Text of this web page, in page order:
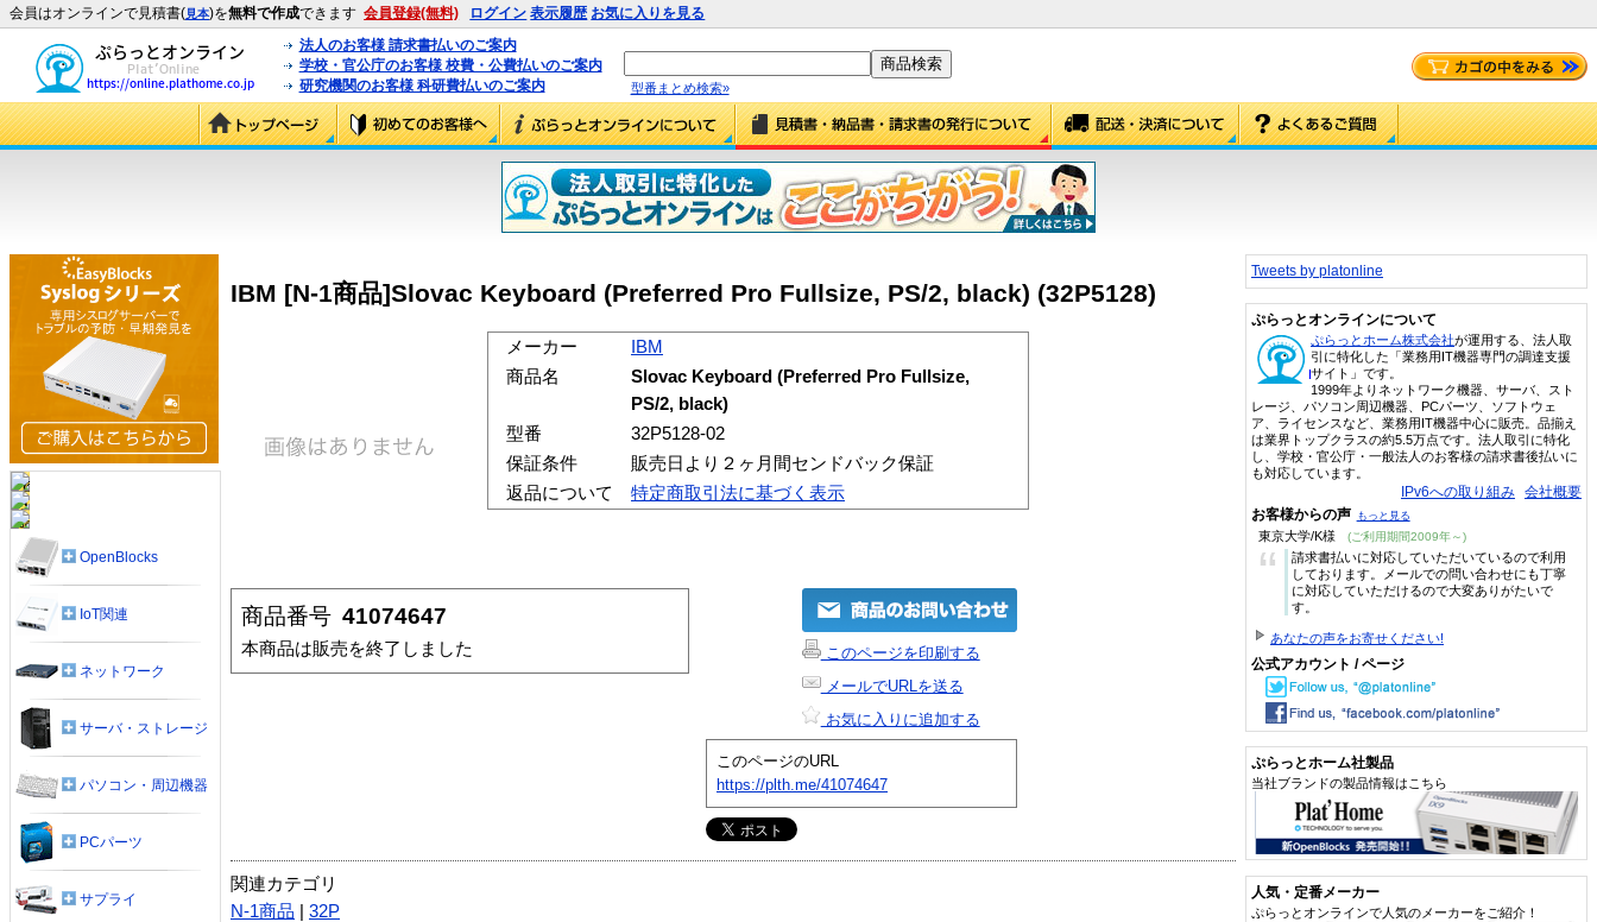
会員はオンラインで見積書(見本)を無料で作成できます 会員登録(無料) ログイン 表示履歴 お気に入りを見る
法人のお客様 請求書払いのご案内
学校・官公庁のお客様 校費・公費払いのご案内
研究機関のお客様 科研費払いのご案内
型番まとめ検索»
IBM [N-1商品]Slovac Keyboard (Preferred Pro Fullsize, PS/2, black) (32P5128)
メーカー
IBM
商品名
Slovac Keyboard (Preferred Pro Fullsize,
PS/2, black)
型番
32P5128-02
保証条件
販売日より２ヶ月間センドバック保証
返品について
特定商取引法に基づく表示
商品番号 41074647
本商品は販売を終了しました
このページを印刷する
メールでURLを送る
お気に入りに追加する
このページのURL
https://plth.me/41074647
関連カテゴリ
N-1商品
32P
OpenBlocks
IoT関連
ネットワーク
サーバ・ストレージ
パソコン・周辺機器
PCパーツ
サプライ
Tweets by platonline
ぷらっとオンラインについて
ぷらっとホーム株式会社が運用する、法人取
引に特化した「業務用IT機器専門の調達支援
サイト」です。
1999年よりネットワーク機器、サーバ、スト
レージ、パソコン周辺機器、PCパーツ、ソフトウェ
ア、ライセンスなど、業務用IT機器中心に販売。品揃え
は業界トップクラスの約5.5万点です。法人取引に特化
し、学校・官公庁・一般法人のお客様の請求書後払いに
も対応しています。
IPv6への取り組み 会社概要
お客様からの声 もっと見る
東京大学/K様 (ご利用期間2009年～)
“
請求書払いに対応していただいているので利用
しております。メールでの問い合わせにも丁寧
に対応していただけるので大変ありがたいで
す。
あなたの声をお寄せください!
公式アカウント / ページ
ぷらっとホーム社製品
当社ブランドの製品情報はこちら
人気・定番メーカー
ぷらっとオンラインで人気のメーカーをご紹介！